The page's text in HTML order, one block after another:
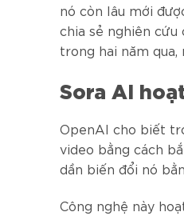
nó còn lâu mới
chia sẻ nghiên
trong hai năm
Sora AI
OpenAI cho biết
video bằng cách
dần biến đổi nó
Công nghệ này